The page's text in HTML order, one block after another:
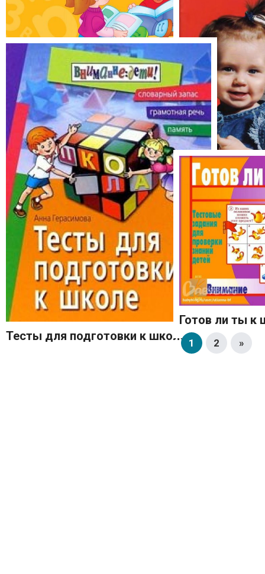
«Если ты гений и эрудит»
Тесты
Тесты для подготовки к школе
Готов ли ты к
1 2 »